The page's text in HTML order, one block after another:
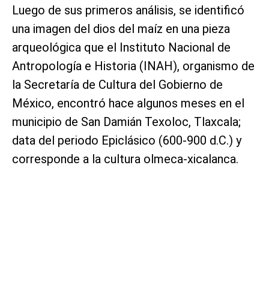
Luego de sus primeros análisis, se identificó
una imagen del dios del maíz en una pieza
arqueológica que el Instituto Nacional de
Antropología e Historia (INAH), organismo de
la Secretaría de Cultura del Gobierno de
México, encontró hace algunos meses en el
municipio de San Damián Texoloc, Tlaxcala;
data del periodo Epiclásico (600-900 d.C.) y
corresponde a la cultura olmeca-xicalanca.